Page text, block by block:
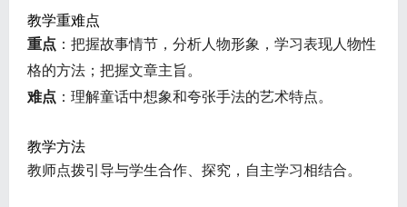
教学重难点
重点 ：把握故事情节，分析人物形象，学习表现人物性
格的方法；把握文章主旨。
难点 ：理解童话中想象和夸张手法的艺术特点。
教学方法
教师点拨引导与学生合作、探究，自主学习相结合。